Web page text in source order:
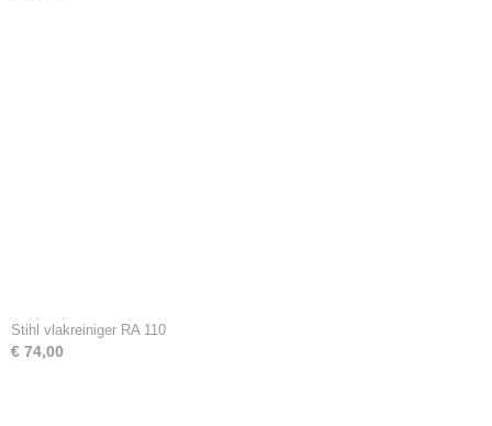
Stihl vlakreiniger RA 110
€ 74,00